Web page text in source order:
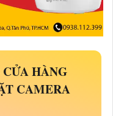
HÀNG
CAMERA